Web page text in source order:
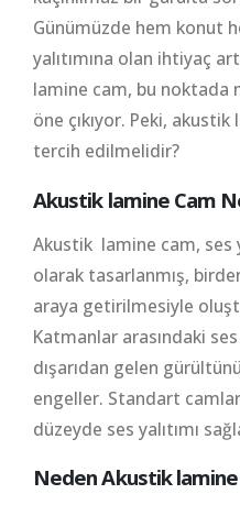
Günümüzde hem konut
yalıtımına olan ihtiyaç
lamine cam, bu noktada
öne çıkıyor. Peki,
tercih edilmelidir?
Akustik lamine Cam
Akustik lamine cam, ses
olarak tasarlanmış,
araya getirilmesiyle
Katmanlar arasındaki
dışarıdan gelen
engeller. Standart
düzeyde ses yalıtımı
Neden Akustik